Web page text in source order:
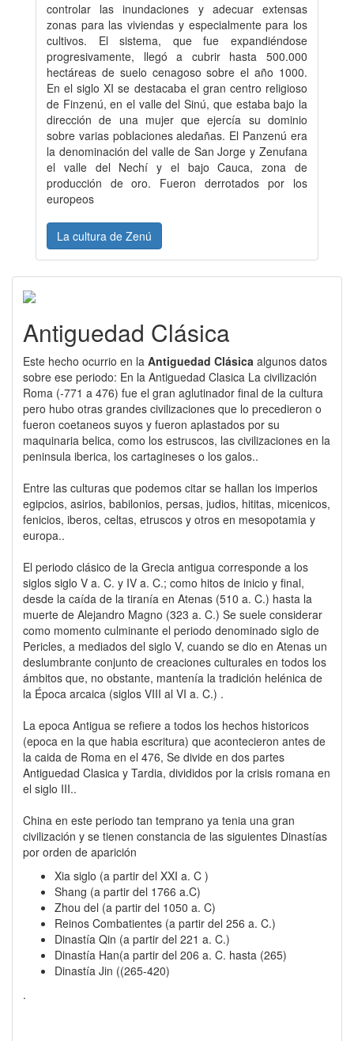
controlar las inundaciones y adecuar extensas
zonas para las viviendas y especialmente para los
cultivos. El sistema, que fue expandiéndose
progresivamente, llegó a cubrir hasta 500.000
hectáreas de suelo cenagoso sobre el año 1000.
En el siglo XI se destacaba el gran centro religioso
de Finzenú, en el valle del Sinú, que estaba bajo la
dirección de una mujer que ejercía su dominio
sobre varias poblaciones aledañas. El Panzenú era
la denominación del valle de San Jorge y Zenufana
el valle del Nechí y el bajo Cauca, zona de
producción de oro. Fueron derrotados por los
europeos
La cultura de Zenú
Antiguedad Clásica
Este hecho ocurrio en la Antiguedad Clásica algunos datos
sobre ese periodo: En la Antiguedad Clasica La civilización
Roma (-771 a 476) fue el gran aglutinador final de la cultura
pero hubo otras grandes civilizaciones que lo precedieron o
fueron coetaneos suyos y fueron aplastados por su
maquinaria belica, como los estruscos, las civilizaciones en la
peninsula iberica, los cartagineses o los galos..
Entre las culturas que podemos citar se hallan los imperios
egipcios, asirios, babilonios, persas, judios, hititas, micenicos,
fenicios, iberos, celtas, etruscos y otros en mesopotamia y
europa..
El periodo clásico de la Grecia antigua corresponde a los
siglos siglo V a. C. y IV a. C.; como hitos de inicio y final,
desde la caída de la tiranía en Atenas (510 a. C.) hasta la
muerte de Alejandro Magno (323 a. C.) Se suele considerar
como momento culminante el periodo denominado siglo de
Pericles, a mediados del siglo V, cuando se dio en Atenas un
deslumbrante conjunto de creaciones culturales en todos los
ámbitos que, no obstante, mantenía la tradición helénica de
la Época arcaica (siglos VIII al VI a. C.) .
La epoca Antigua se refiere a todos los hechos historicos
(epoca en la que habia escritura) que acontecieron antes de
la caida de Roma en el 476, Se divide en dos partes
Antiguedad Clasica y Tardia, divididos por la crisis romana en
el siglo III..
China en este periodo tan temprano ya tenia una gran
civilización y se tienen constancia de las siguientes Dinastías
por orden de aparición
Xia siglo (a partir del XXI a. C )
Shang (a partir del 1766 a.C)
Zhou del (a partir del 1050 a. C)
Reinos Combatientes (a partir del 256 a. C.)
Dinastía Qin (a partir del 221 a. C.)
Dinastía Han(a partir del 206 a. C. hasta (265)
Dinastía Jin ((265-420)
.